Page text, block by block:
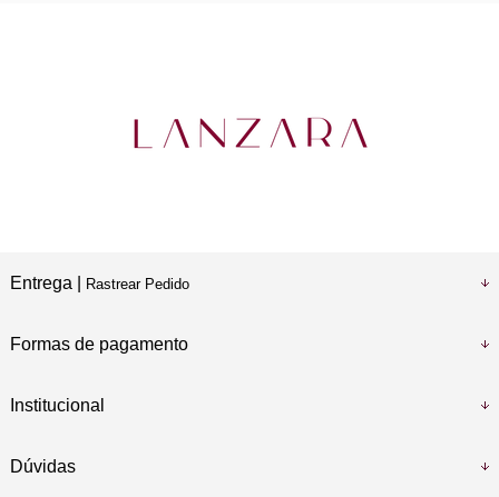
Entrega | Rastrear Pedido
Formas de pagamento
Institucional
Dúvidas